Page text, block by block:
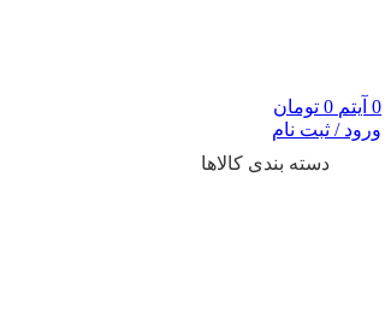
0 آیتم 0 تومان
ورود / ثبت نام
دسته بندی کالاها